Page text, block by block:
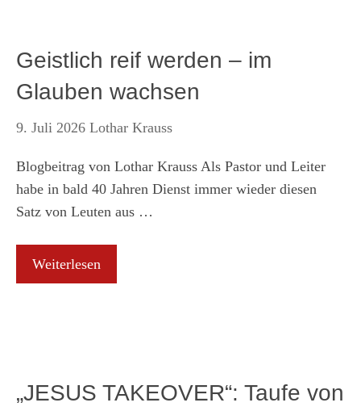
Geistlich reif werden – im
Glauben wachsen
9. Juli 2026 Lothar Krauss
Blogbeitrag von Lothar Krauss Als Pastor und Leiter
habe in bald 40 Jahren Dienst immer wieder diesen
Satz von Leuten aus …
Weiterlesen
„JESUS TAKEOVER“: Taufe von